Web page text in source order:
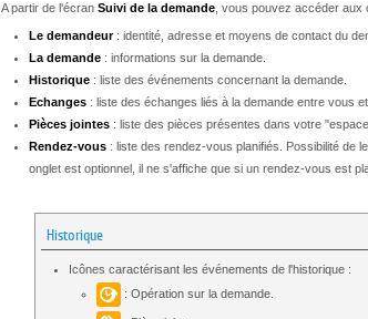
A partir de l'écran Suivi de la demande , vous pouvez accéder aux
Le demandeur: identité, adresse et moyens de contact du
La demande : informations sur la demande.
Historique : liste des événements concernant la demande.
Echanges : liste des échanges liés à la demande entre vous
Pièces jointes : liste des pièces présentes dans votre
Rendez-vous : liste des rendez-vous planifiés. Possibilité de
onglet est optionnel, il ne s'affiche que si un rendez-vous est
Historique
Icônes caractérisant les événements de l'historique :
: Opération sur la demande.